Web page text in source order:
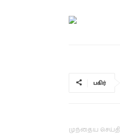
பகிர்
முந்தைய செய்தி